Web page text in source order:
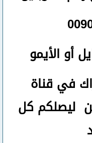
أو الأيمو
في قناة
ليصلكم كل